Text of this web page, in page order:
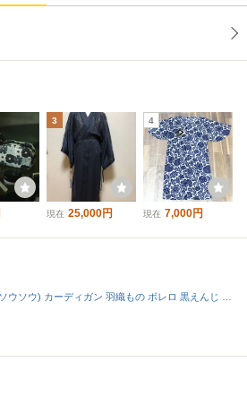
3
現在 25,000円
4
現在 7,000円